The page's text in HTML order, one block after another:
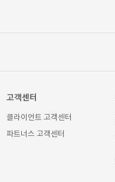
고객센터
클라이언트 고객센터
파트너스 고객센터